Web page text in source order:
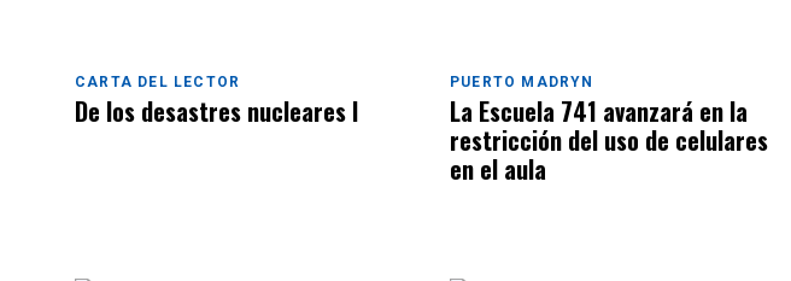
CARTA DEL LECTOR
De los desastres nucleares I
PUERTO MADRYN
La Escuela 741 avanzará en la
restricción del uso de celulares
en el aula